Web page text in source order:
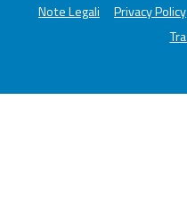
Note Legali Privacy Policy